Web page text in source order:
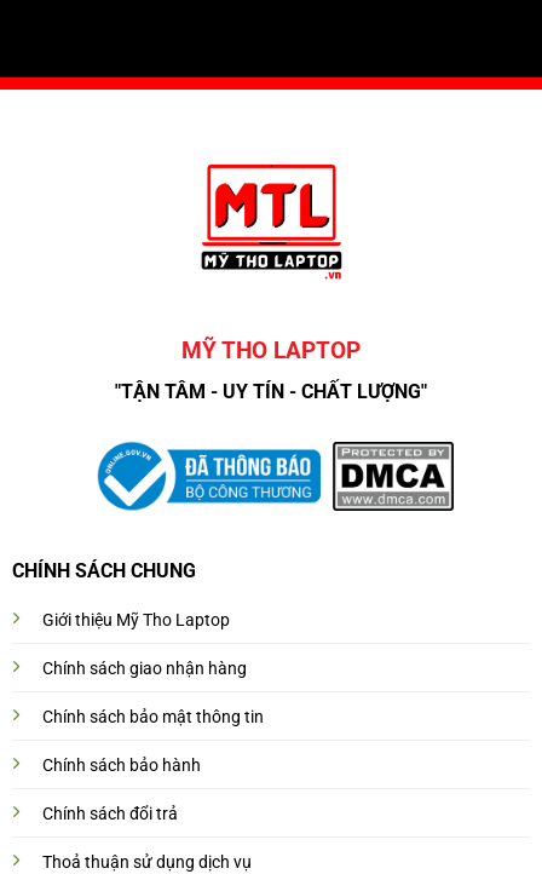
MỸ THO LAPTOP
"TẬN TÂM - UY TÍN - CHẤT LƯỢNG"
CHÍNH SÁCH CHUNG
Giới thiệu Mỹ Tho Laptop
Chính sách giao nhận hàng
Chính sách bảo mật thông tin
Chính sách bảo hành
Chính sách đổi trả
Thoả thuận sử dụng dịch vụ